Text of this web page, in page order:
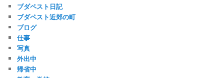
ブダペスト日記
ブダペスト近郊の町
ブログ
仕事
写真
外出中
帰省中